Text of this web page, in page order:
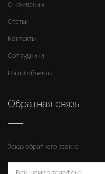
О компании
Статьи
Контакты
Сотрудники
Наши объекты
Обратная связь
Заказ обратного звонка